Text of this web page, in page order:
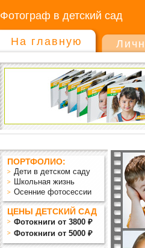
Фотограф в детский сад
На главную
ПОРТФОЛИО:
Дети в детском саду
Школьная жизнь
Осенние фотосессии
ЦЕНЫ ДЕТСКИЙ САД
Фотокниги от 3800 ₽
Фотокниги от 5000 ₽